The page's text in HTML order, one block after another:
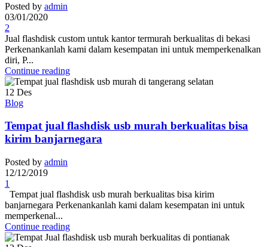
Posted by admin
03/01/2020
2
Jual flashdisk custom untuk kantor termurah berkualitas di bekasi
Perkenankanlah kami dalam kesempatan ini untuk memperkenalkan
diri, P...
Continue reading
12 Des
Blog
Tempat jual flashdisk usb murah berkualitas bisa
kirim banjarnegara
Posted by admin
12/12/2019
1
Tempat jual flashdisk usb murah berkualitas bisa kirim
banjarnegara Perkenankanlah kami dalam kesempatan ini untuk
memperkenal...
Continue reading